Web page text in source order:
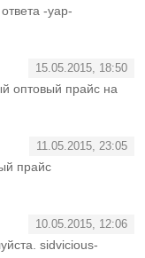
-yap-
15.05.2015, 18:50
оптовый прайс на
11.05.2015, 23:05
прайс
10.05.2015, 12:06
sidvicious-